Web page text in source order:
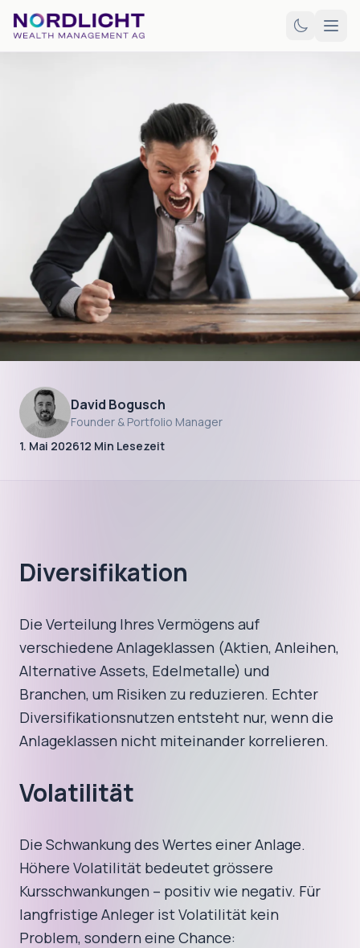
Praktische Finanzbildung
Finanzwissen
erklärt.
David Bogusch
Founder & Portfolio Manager
1. Mai 202612 Min Lesezeit
Diversifikation
Die Verteilung Ihres Vermögens auf
verschiedene Anlageklassen (Aktien, Anleihen,
Alternative Assets, Edelmetalle) und
Branchen, um Risiken zu reduzieren. Echter
Diversifikationsnutzen entsteht nur, wenn die
Anlageklassen nicht miteinander korrelieren.
Volatilität
Die Schwankung des Wertes einer Anlage.
Höhere Volatilität bedeutet grössere
Kursschwankungen – positiv wie negativ. Für
langfristige Anleger ist Volatilität kein
Problem, sondern eine Chance: